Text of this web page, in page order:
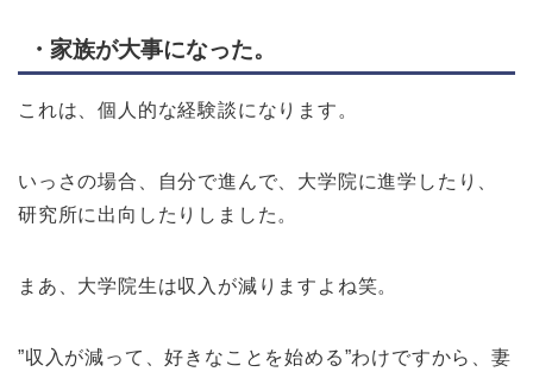
・家族が大事になった。
これは、個人的な経験談になります。
いっさの場合、自分で進んで、大学院に進学したり、
研究所に出向したりしました。
まあ、大学院生は収入が減りますよね笑。
”収入が減って、好きなことを始める”わけですから、妻